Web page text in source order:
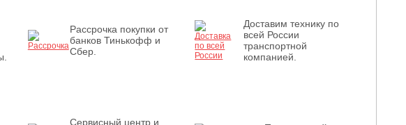
Рассрочка покупки от
банков Тинькофф и
Сбер.
Доставим технику по
всей России
транспортной
компанией.
Сервисный центр и